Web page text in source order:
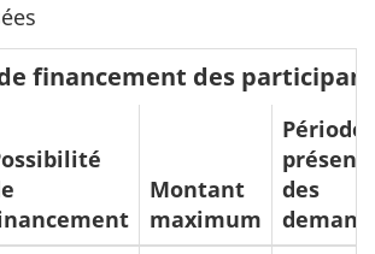
financement des
Montant
maximum
Période
des